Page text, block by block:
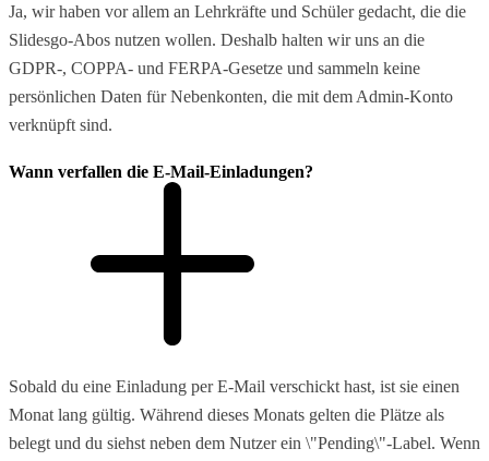
Ja, wir haben vor allem an Lehrkräfte und Schüler gedacht, die die
Slidesgo-Abos nutzen wollen. Deshalb halten wir uns an die
GDPR-, COPPA- und FERPA-Gesetze und sammeln keine
persönlichen Daten für Nebenkonten, die mit dem Admin-Konto
verknüpft sind.
Wann verfallen die E-Mail-Einladungen?
Sobald du eine Einladung per E-Mail verschickt hast, ist sie einen
Monat lang gültig. Während dieses Monats gelten die Plätze als
belegt und du siehst neben dem Nutzer ein \"Pending\"-Label. Wenn